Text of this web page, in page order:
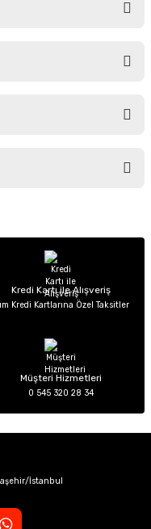
kullanarak tarafımıza
yapın!
Kredi Kartı ile Alışveriş
Kredi Kartlarına Özel Taksitler
Müşteri Hizmetleri
0 545 320 28 34
İstanbul